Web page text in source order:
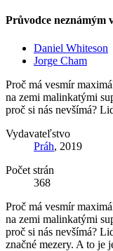
Průvodce neznámým
Daniel Whiteson
Jorge Cham
Proč má vesmír
na zemi malinkatými
proč si nás nevšímá?
Vydavateľstvo
Práh, 2019
Počet strán
368
Proč má vesmír
na zemi malinkatými
proč si nás nevšímá?
značné mezery. A to je